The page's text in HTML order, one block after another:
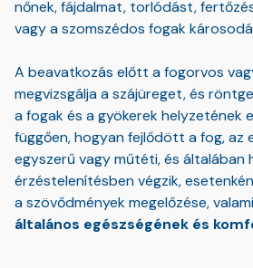
nőnek, fájdalmat, torlódást,
vagy a szomszédos fogak
A beavatkozás előtt a fogorvos
megvizsgálja a szájüreget, és
a fogak és a gyökerek helyzetének
függően, hogyan fejlődött a fog, az
egyszerű vagy műtéti, és általában
érzéstelenítésben végzik,
a szövődmények megelőzése,
általános egészségének és